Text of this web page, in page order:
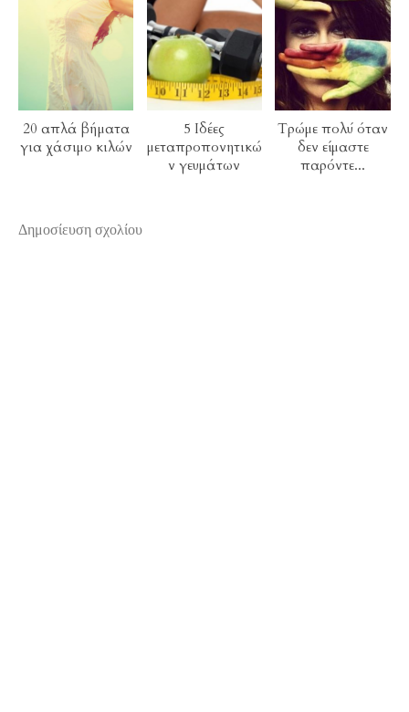
20 απλά βήματα
για χάσιμο κιλών
5 Ιδέες
μεταπροπονητικώ
ν γευμάτων
Τρώμε πολύ όταν
δεν είμαστε
παρόντε...
Δημοσίευση σχολίου